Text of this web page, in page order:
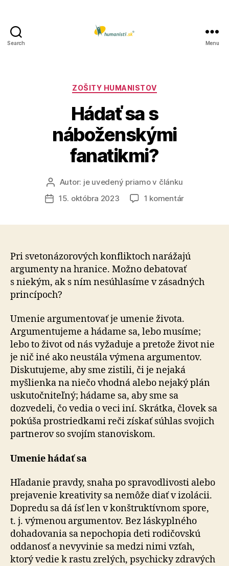
Search Menu
Kategórie
ZOŠITY HUMANISTOV
Hádať sa s
náboženskými
fanatikmi?
Autor
článku
Autor: je uvedený priamo v článku
Dátum
15. októbra 2023 1 komentárna
fanatikmi?
Pri svetonázorových konfliktoch narážajú
argumenty na hranice. Možno debatovať
s niekým, ak s ním nesúhlasíme v zásadných
princípoch?
Umenie argumentovať je umenie života.
Argumentujeme a hádame sa, lebo musíme;
lebo to život od nás vyžaduje a pretože život nie
je nič iné ako neustála výmena argumentov.
Diskutujeme, aby sme zistili, či je nejaká
myšlienka na niečo vhodná alebo nejaký plán
uskutočniteľný; hádame sa, aby sme sa
dozvedeli, čo vedia o veci iní. Skrátka, človek sa
pokúša prostriedkami reči získať súhlas svojich
partnerov so svojím stanoviskom.
Umenie hádať sa
Hľadanie pravdy, snaha po spravodlivosti alebo
prejavenie kreativity sa nemôže diať v izolácii.
Dopredu sa dá ísť len v konštruktívnom spore,
t. j. výmenou argumentov. Bez láskyplného
dohadovania sa nepochopia deti rodičovskú
oddanosť a nevyvinie sa medzi nimi vzťah,
ktorý vedie k rastu zrelých, psychicky zdravých